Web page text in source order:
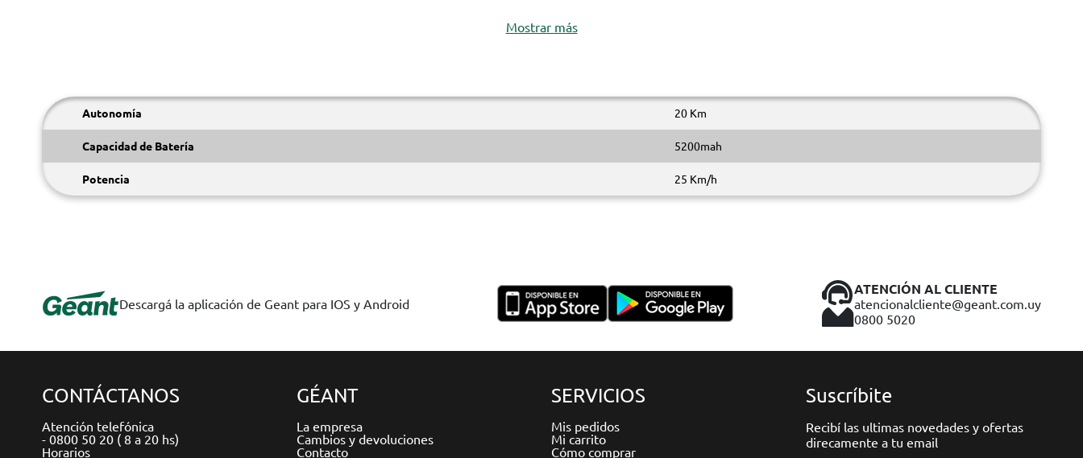
Mostrar más
Autonomía 20 Km
Capacidad de Batería 5200mah
Potencia 25 Km/h
Descargá la aplicación de Geant para IOS y Android
ATENCIÓN AL CLIENTE
atencionalcliente@geant.com.uy
0800 5020
CONTÁCTANOS
Atención telefónica
- 0800 50 20 ( 8 a 20 hs)
Horarios
GÉANT
La empresa
Cambios y devoluciones
Contacto
SERVICIOS
Mis pedidos
Mi carrito
Cómo comprar
Suscríbite
Recibí las ultimas novedades y ofertas
direcamente a tu email